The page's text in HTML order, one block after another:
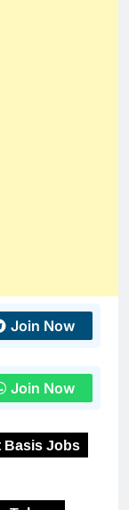
Join Now
Join Now
Jobs